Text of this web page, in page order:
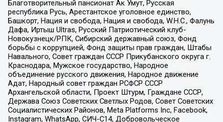
Благотворительный пансионат Ак Умут, Русская
республика Русь, Арестантское уголовное единство,
Башкорт, Нация и свобода, Нация и свобода, W.H.С., Фалунь
Дафа, Иртыш Ultras, Русский Патриотический клуб-
Новокузнецк/РПК, Сибирский державный союз, Фонд
борьбы с коррупцией, Фонд защиты прав граждан, Штабы
Навального, Совет граждан СССР Прикубанского округа г.
Краснодара, Мужское государство, Народное
объединение русского движения, Народное движение
Адат, Народный совет граждан РСФСР СССР
Архангельской области, Проект Штурм, Граждане СССР,
Держава Союз Советских Светлых Родов, Совет Советских
Социалистических Районов, Meta Platforms Inc, Facebook,
Instagram, WhatsApp, СИЧ-С14, Добровольческое